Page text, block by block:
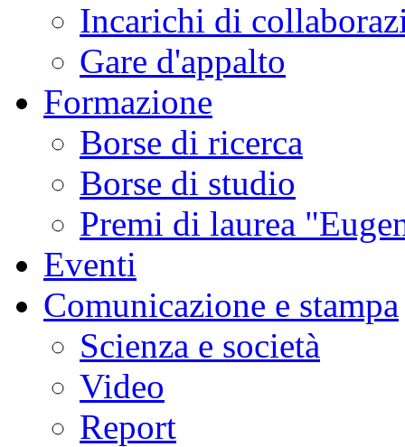
Incarichi di
Gare d'appalto
Formazione
Borse di ricerca
Borse di studio
Premi di laurea
Eventi
Comunicazione e stampa
Scienza e società
Video
Report